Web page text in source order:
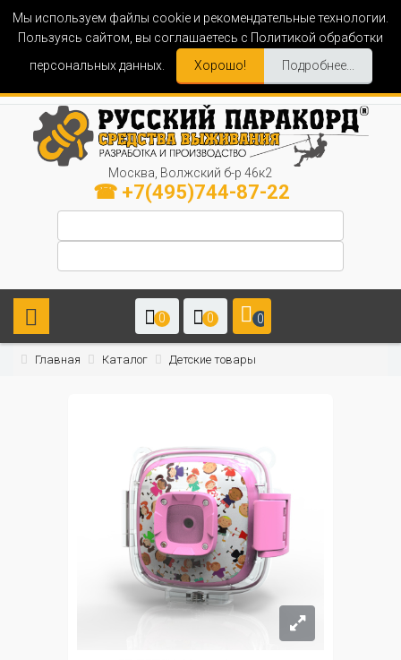
Мы используем файлы cookie и рекомендательные технологии.
Пользуясь сайтом, вы соглашаетесь с Политикой обработки
персональных данных.
Хорошо! Подробнее...
Москва, Волжский б-р 46к2
☎ +7(495)744-87-22
0 0 0
Главная Каталог Детские товары